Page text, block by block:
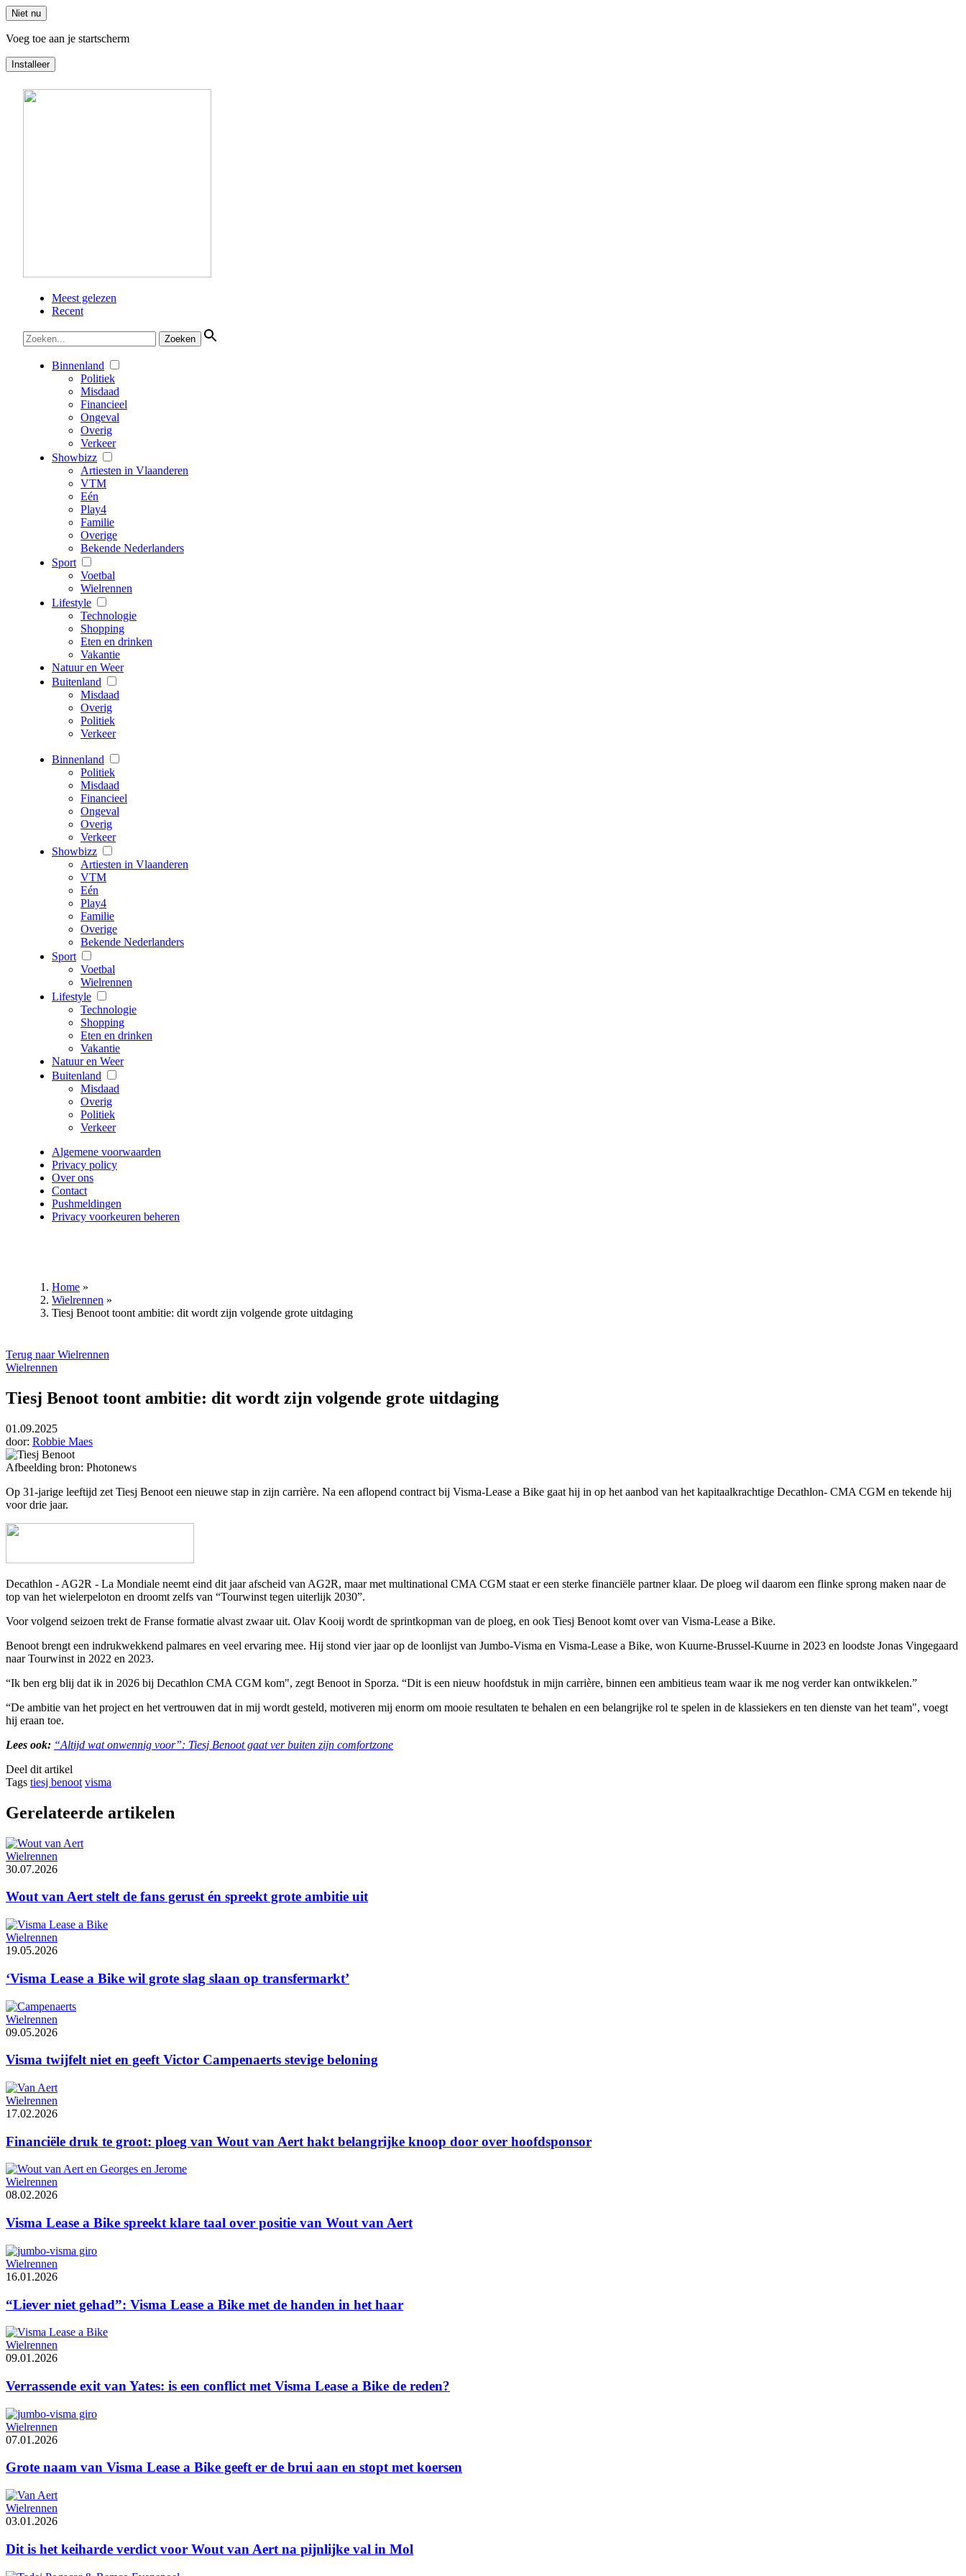
Niet nu
Voeg toe aan je startscherm
Installeer
naar
Meest gelezen
Recent
Binnenland
Politiek
Misdaad
Financieel
Ongeval
Overig
Verkeer
Showbizz
Artiesten in Vlaanderen
VTM
Eén
Play4
Familie
Overige
Bekende Nederlanders
Sport
Voetbal
Wielrennen
Lifestyle
Technologie
Shopping
Eten en drinken
Vakantie
Natuur en Weer
Buitenland
Misdaad
Overig
Politiek
Verkeer
Binnenland
Politiek
Misdaad
Financieel
Ongeval
Overig
Verkeer
Showbizz
Artiesten in Vlaanderen
VTM
Eén
Play4
Familie
Overige
Bekende Nederlanders
Sport
Voetbal
Wielrennen
Lifestyle
Technologie
Shopping
Eten en drinken
Vakantie
Natuur en Weer
Buitenland
Misdaad
Overig
Politiek
Verkeer
Algemene voorwaarden
Privacy policy
Over ons
Contact
Pushmeldingen
Privacy voorkeuren beheren
Kruimelpad
Home »
Wielrennen »
Tiesj Benoot toont ambitie: dit wordt zijn volgende grote uitdaging
Terug naar Wielrennen
Wielrennen
Tiesj Benoot toont ambitie: dit wordt zijn volgende grote uitdaging
01.09.2025
door: Robbie Maes
Afbeelding bron: Photonews
Op 31-jarige leeftijd zet Tiesj Benoot een nieuwe stap in zijn carrière. Na een aflopend contract bij Visma-Lease a Bike gaat hij in op het aanbod van het kapitaalkrachtige Decathlon- CMA CGM en tekende hij
voor drie jaar.
Decathlon - AG2R - La Mondiale neemt eind dit jaar afscheid van AG2R, maar met multinational CMA CGM staat er een sterke financiële partner klaar. De ploeg wil daarom een flinke sprong maken naar de
top van het wielerpeloton en droomt zelfs van “Tourwinst tegen uiterlijk 2030”.
Voor volgend seizoen trekt de Franse formatie alvast zwaar uit. Olav Kooij wordt de sprintkopman van de ploeg, en ook Tiesj Benoot komt over van Visma-Lease a Bike.
Benoot brengt een indrukwekkend palmares en veel ervaring mee. Hij stond vier jaar op de loonlijst van Jumbo-Visma en Visma-Lease a Bike, won Kuurne-Brussel-Kuurne in 2023 en loodste Jonas Vingegaard
naar Tourwinst in 2022 en 2023.
“Ik ben erg blij dat ik in 2026 bij Decathlon CMA CGM kom", zegt Benoot in Sporza. “Dit is een nieuw hoofdstuk in mijn carrière, binnen een ambitieus team waar ik me nog verder kan ontwikkelen.”
“De ambitie van het project en het vertrouwen dat in mij wordt gesteld, motiveren mij enorm om mooie resultaten te behalen en een belangrijke rol te spelen in de klassiekers en ten dienste van het team", voegt
hij eraan toe.
Lees ook: “Altijd wat onwennig voor”: Tiesj Benoot gaat ver buiten zijn comfortzone
Deel dit artikel
Tags tiesj benoot visma
Gerelateerde artikelen
Wielrennen
30.07.2026
Wout van Aert stelt de fans gerust én spreekt grote ambitie uit
Wielrennen
19.05.2026
‘Visma Lease a Bike wil grote slag slaan op transfermarkt’
Wielrennen
09.05.2026
Visma twijfelt niet en geeft Victor Campenaerts stevige beloning
Wielrennen
17.02.2026
Financiële druk te groot: ploeg van Wout van Aert hakt belangrijke knoop door over hoofdsponsor
Wielrennen
08.02.2026
Visma Lease a Bike spreekt klare taal over positie van Wout van Aert
Wielrennen
16.01.2026
“Liever niet gehad”: Visma Lease a Bike met de handen in het haar
Wielrennen
09.01.2026
Verrassende exit van Yates: is een conflict met Visma Lease a Bike de reden?
Wielrennen
07.01.2026
Grote naam van Visma Lease a Bike geeft er de brui aan en stopt met koersen
Wielrennen
03.01.2026
Dit is het keiharde verdict voor Wout van Aert na pijnlijke val in Mol